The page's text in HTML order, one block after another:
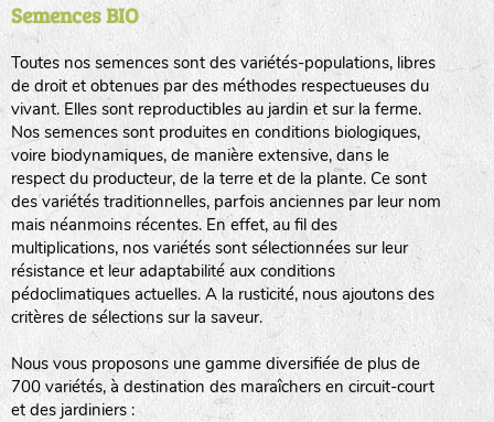
Semences BIO
Toutes nos semences sont des variétés-populations, libres
de droit et obtenues par des méthodes respectueuses du
vivant. Elles sont reproductibles au jardin et sur la ferme.
Nos semences sont produites en conditions biologiques,
voire biodynamiques, de manière extensive, dans le
respect du producteur, de la terre et de la plante. Ce sont
des variétés traditionnelles, parfois anciennes par leur nom
mais néanmoins récentes. En effet, au fil des
multiplications, nos variétés sont sélectionnées sur leur
résistance et leur adaptabilité aux conditions
pédoclimatiques actuelles. A la rusticité, nous ajoutons des
critères de sélections sur la saveur.
Nous vous proposons une gamme diversifiée de plus de
700 variétés, à destination des maraîchers en circuit-court
et des jardiniers :
haies
zone sauvage